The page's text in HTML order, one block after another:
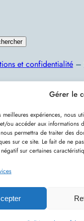
Gérer le
expériences, nous
ou accéder aux informations
permettra de traiter des
sur ce site. Le fait de ne
sur certaines
et confidentialité –
jeux